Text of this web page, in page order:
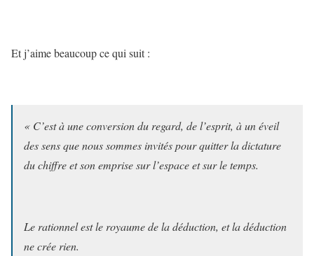
Et j’aime beaucoup ce qui suit :
« C’est à une conversion du regard, de l’esprit, à un éveil
des sens que nous sommes invités pour quitter la dictature
du chiffre et son emprise sur l’espace et sur le temps.
Le rationnel est le royaume de la déduction, et la déduction
ne crée rien.